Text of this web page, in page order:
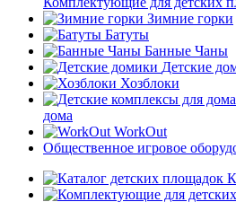
Зимние горки
Батуты
Банные Чаны
Детские
Хозблоки
дома
WorkOut
Общественное игровое